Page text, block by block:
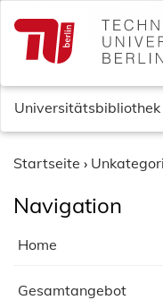
c
Universitätsbibliothek
Startseite ›
Navigation
Home
Gesamtangebot